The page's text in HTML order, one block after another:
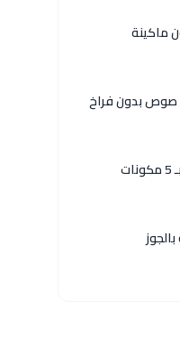
ماكينة
صوص بدون فراخ